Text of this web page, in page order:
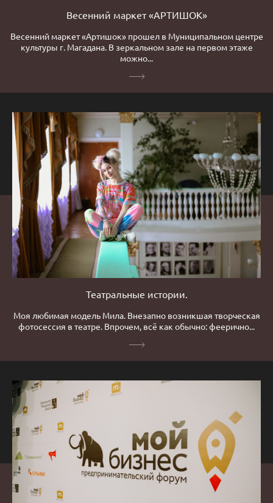
Весенний маркет «АРТИШОК»
Весенний маркет «Артишок» прошел в Муниципальном центре
культуры г. Магадана. В зеркальном зале на первом этаже
можно...
Театральные истории.
Моя любимая модель Мила. Внезапно возникшая творческая
фотосессия в театре. Впрочем, всё как обычно: феерично...